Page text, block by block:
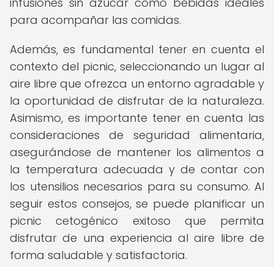
para acompañar las comidas.
Además, es fundamental tener en cuenta el
contexto del picnic, seleccionando un lugar al
aire libre que ofrezca un entorno agradable y
la oportunidad de disfrutar de la naturaleza.
Asimismo, es importante tener en cuenta las
consideraciones de seguridad alimentaria,
asegurándose de mantener los alimentos a
la temperatura adecuada y de contar con
los utensilios necesarios para su consumo. Al
seguir estos consejos, se puede planificar un
picnic cetogénico exitoso que permita
disfrutar de una experiencia al aire libre de
forma saludable y satisfactoria.